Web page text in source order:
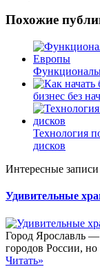
Похожие
бизнес без
Технология
дисков
Интересные записи
Удивительные
Город Ярославль —
городов России,
Читать»